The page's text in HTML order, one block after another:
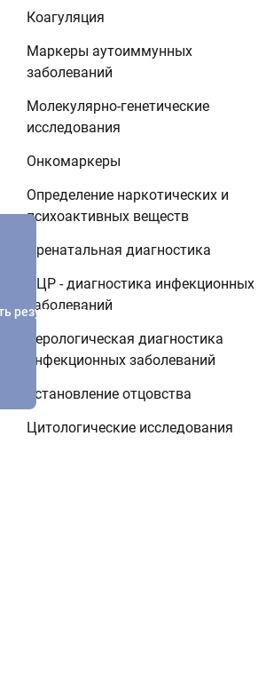
Коагуляция
Маркеры аутоиммунных
заболеваний
Молекулярно-генетические
исследования
Онкомаркеры
Определение наркотических и
психоактивных веществ
Пренатальная диагностика
ПЦР - диагностика инфекционных
заболеваний
Серологическая диагностика
инфекционных заболеваний
Установление отцовства
Цитологические исследования
результатов